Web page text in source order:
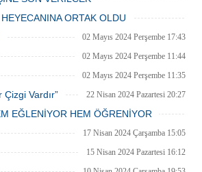
06 Mayıs 2024 Pazartesi 15:47
ORTAK OLDU
06 Mayıs 2024 Pazartesi 15:31
02 Mayıs 2024 Perşembe 17:43
02 Mayıs 2024 Perşembe 11:44
02 Mayıs 2024 Perşembe 11:35
Vardır” 22 Nisan 2024 Pazartesi 20:27
EĞLENİYOR HEM ÖĞRENİYOR
20 Nisan 2024 Cumartesi 15:26
17 Nisan 2024 Çarşamba 15:05
15 Nisan 2024 Pazartesi 16:12